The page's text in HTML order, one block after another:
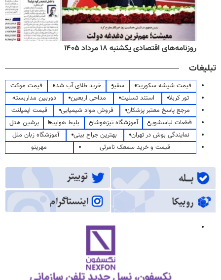
روزنامه‌های اقتصادی یکشنبه ۱۸ مرداد ۱۴۰۵
تبلیغات
قیمت شیشه سکوریت سفیر خرید طلای آب شده
قیمت موکت
تور کربلا
استند تسلیت مداحی اربعین
دوربین مداربسته
مرجع پاسخ معتبر پزشکان
فروش مواد شیمیایی
قیمت ایمپلنت
قطعات لباسشویی
آموزشگاه تیزهوشان بلیط هواپیما
پرشین هتل
نمایندگی بوش در تهران
بهترین جراح بینی
آموزشگاه زبان ملل
قیمت و خرید سمعک نامرئی
مهرینو